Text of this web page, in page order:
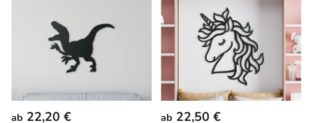
ab 22,20 € ab 22,50 €